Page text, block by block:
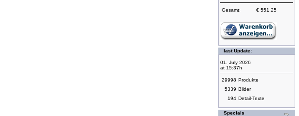
Gesamt: € 551,25
last Update:
01. July 2026
at 15:37h
29998 Produkte
5339 Bilder
194 Detail-Texte
Specials